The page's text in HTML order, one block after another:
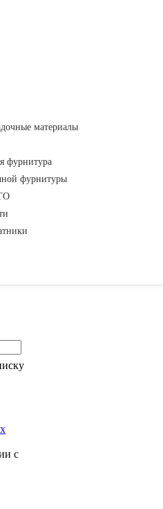
материалы
фурнитура
фурнитуры
с